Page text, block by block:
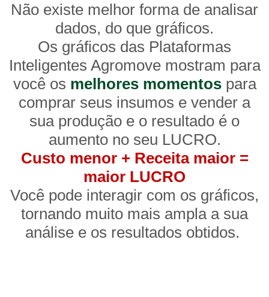
Não existe melhor forma de analisar
dados, do que gráficos.
Os gráficos das Plataformas
Inteligentes Agromove mostram para
você os melhores momentospara
comprar seus insumos e vender a
sua produção e o resultado é o
aumento no seu LUCRO.
Custo menor + Receita maior =
maior LUCRO
Você pode interagir com os gráficos,
tornando muito mais ampla a sua
análise e os resultados obtidos.